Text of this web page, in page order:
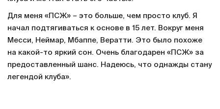
Для меня «ПСЖ» – это больше, чем просто клуб. Я
начал подтягиваться к основе в 15 лет. Вокруг меня
Месси, Неймар, Мбаппе, Вератти. Это было похоже
на какой-то яркий сон. Очень благодарен «ПСЖ» за
предоставленный шанс. Надеюсь, что однажды стану
легендой клуба».